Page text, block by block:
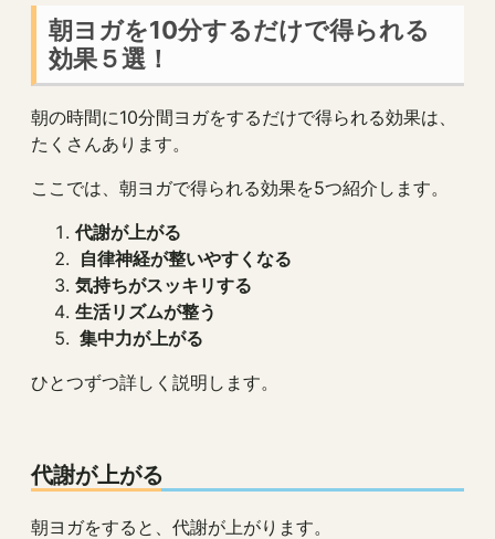
朝ヨガを10分するだけで得られる
効果５選！
朝の時間に10分間ヨガをするだけで得られる効果は、
たくさんあります。
ここでは、朝ヨガで得られる効果を5つ紹介します。
代謝が上がる
自律神経が整いやすくなる
気持ちがスッキリする
生活リズムが整う
集中力が上がる
ひとつずつ詳しく説明します。
代謝が上がる
朝ヨガをすると、代謝が上がります。